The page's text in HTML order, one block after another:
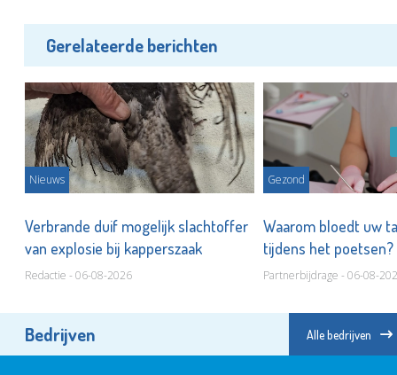
Gerelateerde berichten
Nieuws
Verbrande duif mogelijk slachtoffer
van explosie bij kapperszaak
Redactie - 06-08-2026
Gezond
Waarom bloedt uw
tijdens het poetsen?
Partnerbijdrage - 06-08-
Bedrijven Alle bedrijven